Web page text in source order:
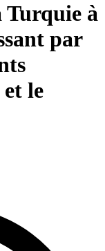
Turquie à
par
le